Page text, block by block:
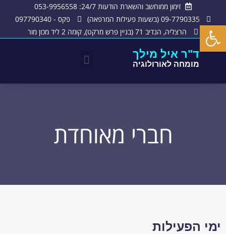
פתח סרגל נגישות
זימון ממוחשב והשארת הודעות 24/7: 053-9956558
09-7790335 (בשעות פעילות המרפאה)
פקס - 097790340
הרצליה, הנדיב 71 (בניין פרש מרקט), קומה 2 ליד מכון מור
ד"ר איל מילך
מומחה לאורולוגיה
חברי מאוחדת
ימי הפעילות